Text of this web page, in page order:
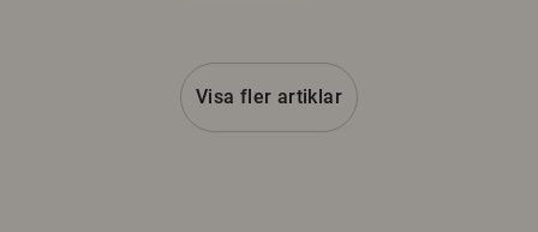
Visa fler artiklar